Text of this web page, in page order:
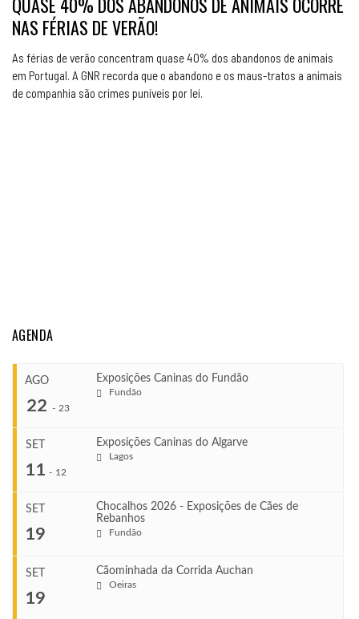
NAS FÉRIAS DE VERÃO!
As férias de verão concentram quase 40% dos abandonos de animais
em Portugal. A GNR recorda que o abandono e os maus-tratos a animais
de companhia são crimes puníveis por lei.
AGENDA
AGO
22 - 23
Exposições Caninas do Fundão
Fundão
Ago 22, 2026
Ago 23, 2026
VENUE
SET
11 - 12
Exposições Caninas do Algarve
Lagos
Set 11, 2026
SET
19
Chocalhos 2026 - Exposições de Cães de
Rebanhos
Fundão
SET
19
Cãominhada da Corrida Auchan
Oeiras